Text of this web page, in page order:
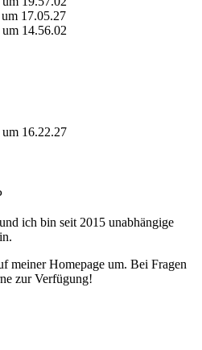
ich bin seit 2015 unabhängige
meiner Homepage um. Bei Fragen
zur Verfügung!